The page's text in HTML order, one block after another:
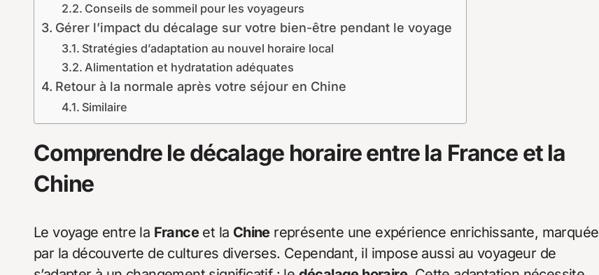
Conseils de sommeil pour les voyageurs
Gérer l’impact du décalage sur votre bien-être pendant le voyage
Stratégies d’adaptation au nouvel horaire local
Alimentation et hydratation adéquates
Retour à la normale après votre séjour en Chine
Similaire
Comprendre le décalage horaire entre la France et la
Chine
Le voyage entre la Franceet la Chinereprésente une expérience enrichissante, marquée
par la découverte de cultures diverses. Cependant, il impose aussi au voyageur de